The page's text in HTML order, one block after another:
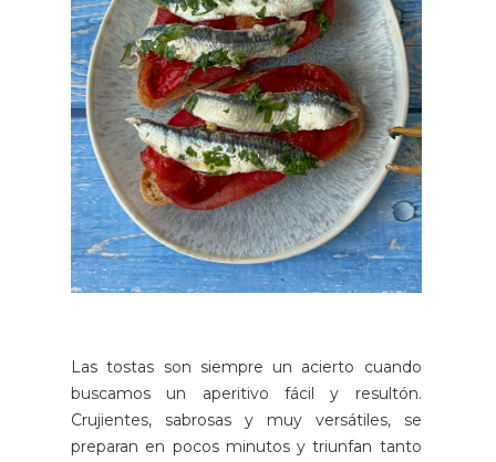
Las tostas son siempre un acierto cuando
buscamos un aperitivo fácil y resultón.
Crujientes, sabrosas y muy versátiles, se
preparan en pocos minutos y triunfan tanto